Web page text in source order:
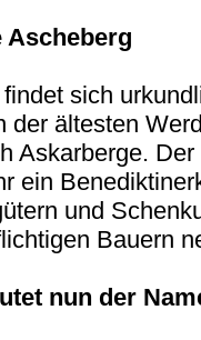
Ascheberg
sich
der ältesten
Askarberge.
ein
und
Bauern
nun der